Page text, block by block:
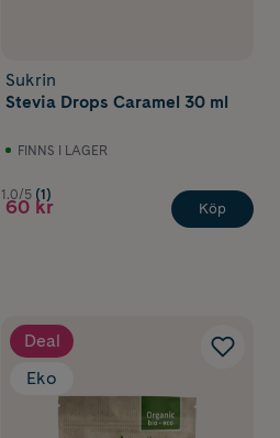
Sukrin
Stevia Drops Caramel 30 ml
FINNS I LAGER
1.0/5 (1)
60 kr Köp
Deal
Eko